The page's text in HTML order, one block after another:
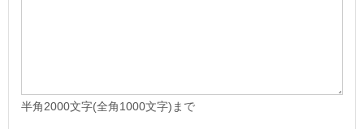
半角2000文字(全角1000文字)まで